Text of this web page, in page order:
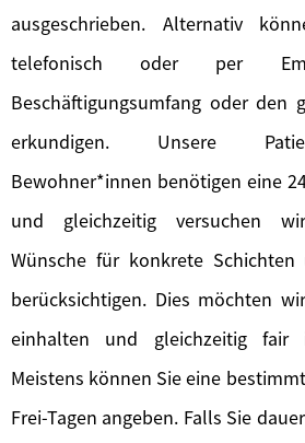
ausgeschrieben. Alternativ
telefonisch oder per
Beschäftigungsumfang oder den
erkundigen. Unsere
Bewohner*innen benötigen eine
und gleichzeitig versuchen
Wünsche für konkrete
berücksichtigen. Dies möchten
einhalten und gleichzeitig fair
Meistens können Sie eine
Frei-Tagen angeben. Falls Sie